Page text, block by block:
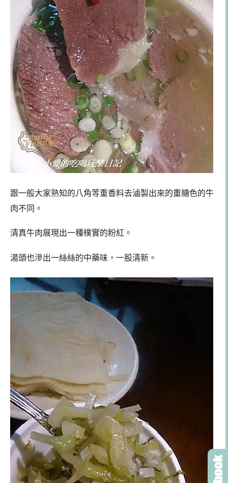
跟一般大家熟知的八角等重香料去滷製出來的重糖色的牛
肉不同。
清真牛肉展現出一種樸實的粉紅。
湯頭也滲出一絲絲的中藥味，一股清新。